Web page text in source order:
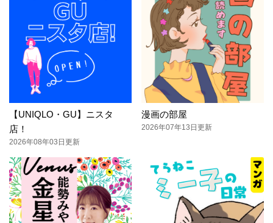
【UNIQLO・GU】ニスタ
店！
2026年08年03日更新
漫画の部屋
2026年07年13日更新